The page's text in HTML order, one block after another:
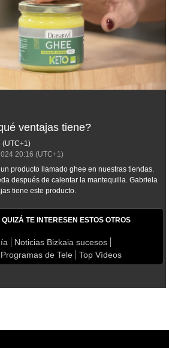
ventajas tiene?
(UTC+1)
20:16 (UTC+1)
producto llamado ghee en nuestras tiendas.
después de calentar la mantequilla. Gabriela
tiene este producto.
TE INTERESEN ESTOS OTROS
Noticias Bizkaia sucesos
Programas de Tele Top Vídeos